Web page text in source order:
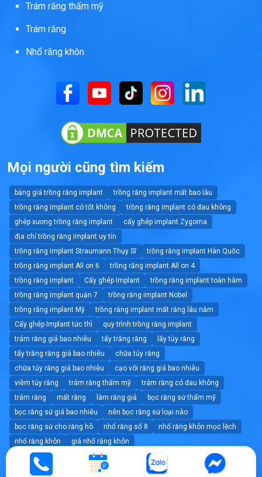
Trám răng thẩm mỹ
Trám răng
Nhổ răng khôn
Mọi người cũng tìm kiếm
bảng giá trồng răng implant
trồng răng implant mất bao lâu
trồng răng implant có tốt không
trồng răng implant có đau không
ghép xương trồng răng implant
cấy ghép implant Zygoma
địa chỉ trồng răng implant uy tín
trồng răng implant Straumann Thụy Sĩ
trồng răng implant Hàn Quốc
trồng răng implant All on 6
trồng răng implant All on 4
trồng răng implant
Cấy ghép Implant
trồng răng implant toàn hàm
trồng răng implant quận 7
trồng răng implant Nobel
trồng răng implant Mỹ
trồng răng implant mất răng lâu năm
Cấy ghép Implant tức thì
quy trình trồng răng implant
trám răng giá bao nhiêu
tẩy trắng răng
lấy tủy răng
tẩy trắng răng giá bao nhiêu
chữa tủy răng
chữa tủy răng giá bao nhiêu
cạo vôi răng giá bao nhiêu
viêm tủy răng
trám răng thẩm mỹ
trám răng có đau không
trám răng
mất răng làm răng giả
bọc răng sứ thẩm mỹ
bọc răng sứ giá bao nhiêu
nên bọc răng sứ loại nào
bọc răng sứ cho răng hô
nhổ răng số 8
nhổ răng khôn mọc lệch
nhổ răng khôn
giá nhổ răng khôn
nhổ răng không đau tốt nhất tphcm
nhổ răng
dán sứ veneer giá bao nhiêu
dán sứ veneer